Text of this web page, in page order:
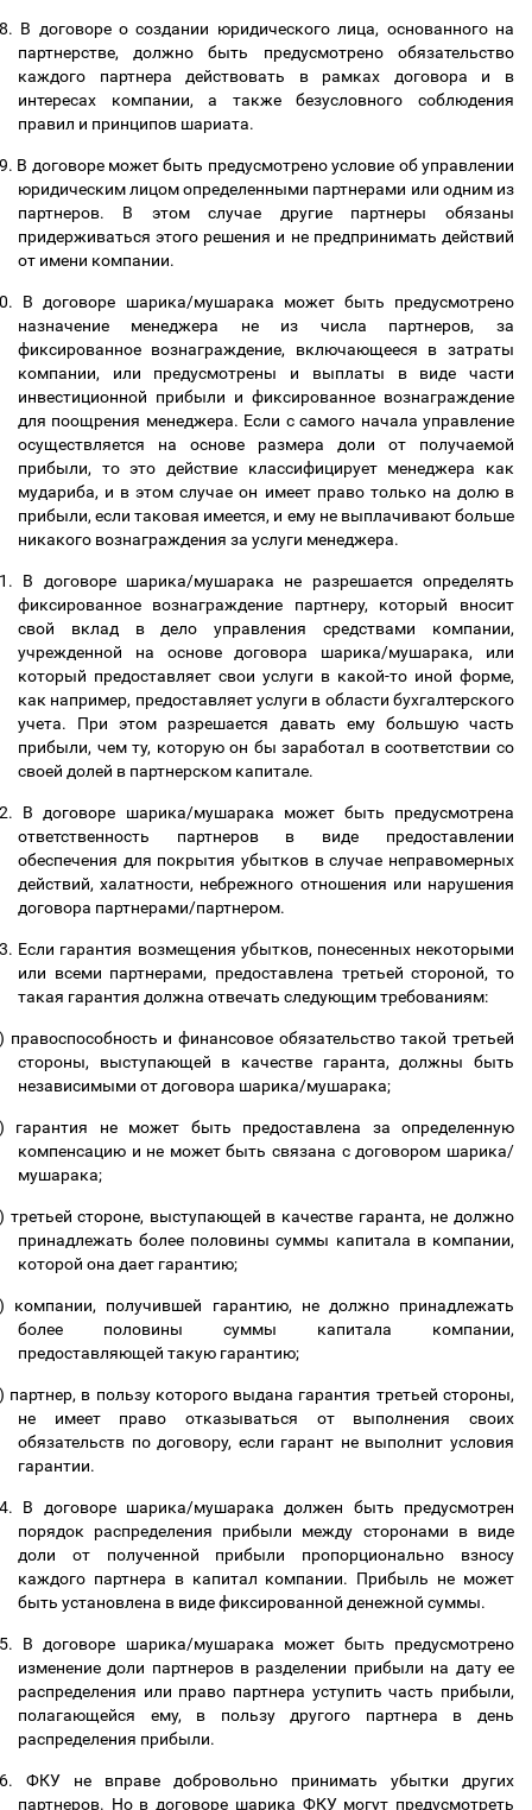
В договоре о создании юридического лица, основанного на
партнерстве, должно быть предусмотрено обязательство
каждого партнера действовать в рамках договора и в
интересах компании, а также безусловного соблюдения
правил и принципов шариата.
В договоре может быть предусмотрено условие об управлении
юридическим лицом определенными партнерами или одним из
партнеров. В этом случае другие партнеры обязаны
придерживаться этого решения и не предпринимать действий
от имени компании.
В договоре шарика/мушарака может быть предусмотрено
назначение менеджера не из числа партнеров, за
фиксированное вознаграждение, включающееся в затраты
компании, или предусмотрены и выплаты в виде части
инвестиционной прибыли и фиксированное вознаграждение
для поощрения менеджера. Если с самого начала управление
осуществляется на основе размера доли от получаемой
прибыли, то это действие классифицирует менеджера как
мудариба, и в этом случае он имеет право только на долю в
прибыли, если таковая имеется, и ему не выплачивают больше
никакого вознаграждения за услуги менеджера.
В договоре шарика/мушарака не разрешается определять
фиксированное вознаграждение партнеру, который вносит
свой вклад в дело управления средствами компании,
учрежденной на основе договора шарика/мушарака, или
который предоставляет свои услуги в какой-то иной форме,
как например, предоставляет услуги в области бухгалтерского
учета. При этом разрешается давать ему большую часть
прибыли, чем ту, которую он бы заработал в соответствии со
своей долей в партнерском капитале.
В договоре шарика/мушарака может быть предусмотрена
ответственность партнеров в виде предоставлении
обеспечения для покрытия убытков в случае неправомерных
действий, халатности, небрежного отношения или нарушения
договора партнерами/партнером.
Если гарантия возмещения убытков, понесенных некоторыми
или всеми партнерами, предоставлена третьей стороной, то
такая гарантия должна отвечать следующим требованиям:
правоспособность и финансовое обязательство такой третьей
стороны, выступающей в качестве гаранта, должны быть
независимыми от договора шарика/мушарака;
гарантия не может быть предоставлена за определенную
компенсацию и не может быть связана с договором шарика/
мушарака;
третьей стороне, выступающей в качестве гаранта, не должно
принадлежать более половины суммы капитала в компании,
которой она дает гарантию;
компании, получившей гарантию, не должно принадлежать
более половины суммы капитала компании,
предоставляющей такую гарантию;
партнер, в пользу которого выдана гарантия третьей стороны,
не имеет право отказываться от выполнения своих
обязательств по договору, если гарант не выполнит условия
гарантии.
В договоре шарика/мушарака должен быть предусмотрен
порядок распределения прибыли между сторонами в виде
доли от полученной прибыли пропорционально взносу
каждого партнера в капитал компании. Прибыль не может
быть установлена в виде фиксированной денежной суммы.
В договоре шарика/мушарака может быть предусмотрено
изменение доли партнеров в разделении прибыли на дату ее
распределения или право партнера уступить часть прибыли,
полагающейся ему, в пользу другого партнера в день
распределения прибыли.
ФКУ не вправе добровольно принимать убытки других
партнеров. Но в договоре шарика ФКУ могут предусмотреть